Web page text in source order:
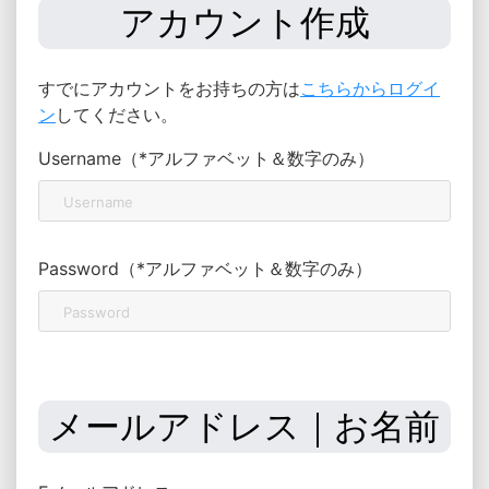
アカウント作成
すでにアカウントをお持ちの方はこちらからログイ
ン してください。
Username（*アルファベット＆数字のみ）
Password（*アルファベット＆数字のみ）
メールアドレス｜お名前